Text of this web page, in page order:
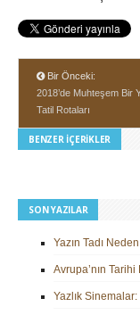
Bir Önceki:
2018’de Muhteşem Bir
Tatil Rotaları
BENZER İÇERIKLER
SON YAZILAR
Yazın Tadı
Avrupa’nın
Yazlık